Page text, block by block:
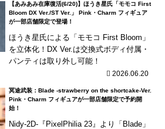
【あみあみ在庫復活(6/20)】ほうき星氏「モモコ First
Bloom DX Ver./ST Ver.」 Pink・Charm フィギュア
が一部店舗限定で登場！
ほうき星氏による「モモコ First Bloom」
を立体化！DX Ver.は交換式ボディ付属・
パンティは取り外し可能！
2026.06.20
冥途武装：Blade -strawberry on the shortcake-Ver.
Pink・Charm フィギュアが一部店舗限定で予約開
始！
Nidy-2D-『PixelPhilia 23』より「Blade」